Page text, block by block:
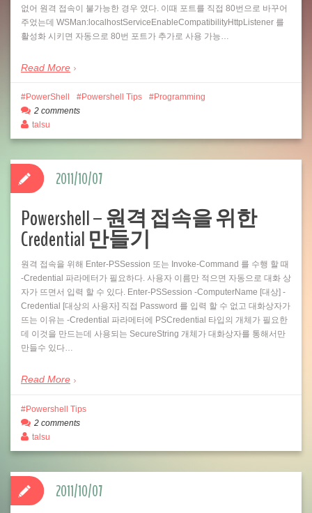
없어 원격 접속이 불가능한 경우 였다. 이때 포트를 직접 80번으로 바꾸어
주었는데 WSMan:localhostServiceEnableCompatibilityHttpListener 를
활성화 시키면 자동으로 80번 포트가 추가로 사용 가능…
Read More
PowerShell Powershell Tips
Programming
2 comments
talsu
Powershell – 원격 접속을 위한
Credential 만들기
원격 접속을 위해 Enter-PSSession 또는 Invoke-Command 를 수행 할 때
-Credential 파라메터가 필요하다. 사용자 이름만 적으면 자동으로 대화 상
자가 뜨면서 입력 할 수 있다. Enter-PSSession -ComputerName [대상] -
Credential [대상의 사용자] 직접 Password 를 입력 할 수 없고 대화상자가
뜨는 이유는 -Credential 파라메터에 PSCredential 타입의 개체가 필요한
데 이것을 만드는데 사용되는 SecureString 개체가 대화상자를 통해서만
만들수 있다…
Read More
2011/10/07
Powershell Tips
2 comments
talsu
2011/10/07